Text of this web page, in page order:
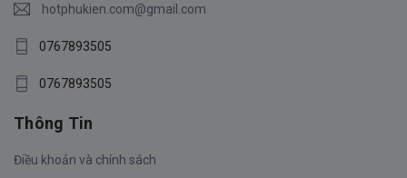
hotphukien.com@gmail.com
0767893505
0767893505
Thông Tin
Điều khoản và chính sách